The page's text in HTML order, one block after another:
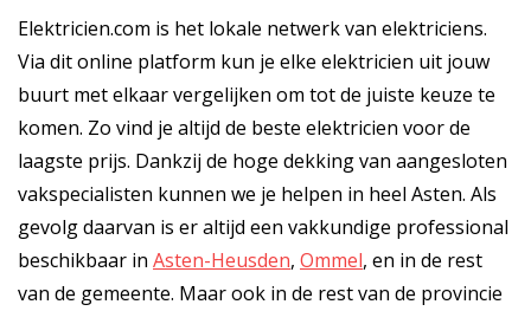
Elektricien.com is het lokale netwerk van elektriciens.
Via dit online platform kun je elke elektricien uit jouw
buurt met elkaar vergelijken om tot de juiste keuze te
komen. Zo vind je altijd de beste elektricien voor de
laagste prijs. Dankzij de hoge dekking van aangesloten
vakspecialisten kunnen we je helpen in heel Asten. Als
gevolg daarvan is er altijd een vakkundige professional
beschikbaar in Asten-Heusden, Ommel, en in de rest
van de gemeente. Maar ook in de rest van de provincie